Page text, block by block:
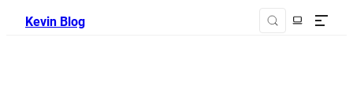
Kevin Blog